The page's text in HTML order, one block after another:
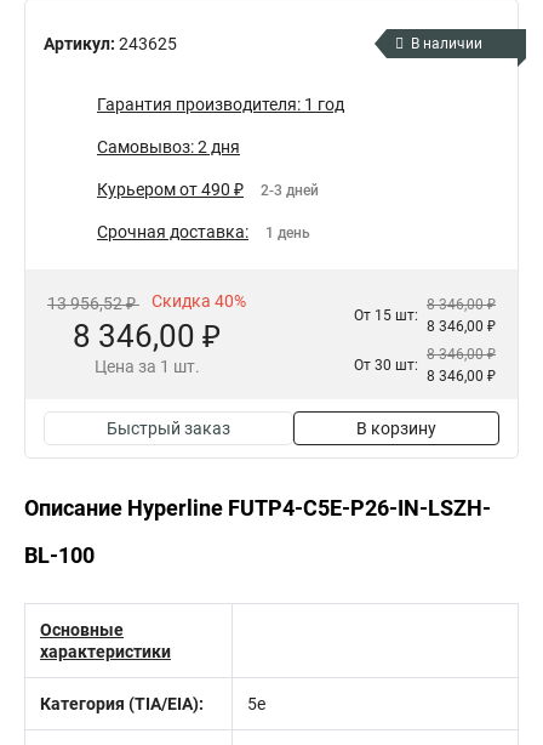
Артикул: 243625 В наличии
Гарантия производителя: 1 год
Самовывоз: 2 дня
Курьером от 490 ₽ 2-3 дней
Срочная доставка: 1 день
13 956,52 ₽ Скидка 40%
8 346,00 ₽
Цена за 1 шт.
От 15 шт:
8 346,00 ₽
8 346,00 ₽
От 30 шт:
8 346,00 ₽
8 346,00 ₽
Быстрый заказ В корзину
Описание Hyperline FUTP4-C5E-P26-IN-LSZH-
BL-100
Основные
характеристики
Категория (TIA/EIA): 5e